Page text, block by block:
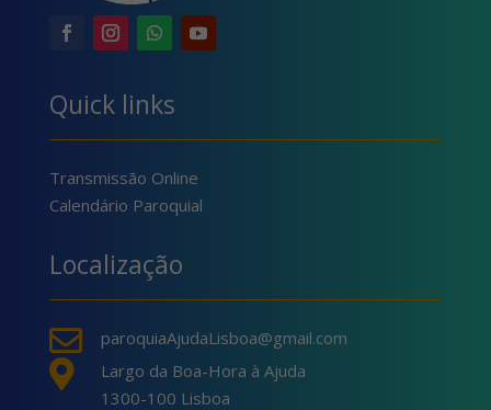
Quick links
Transmissão Online
Calendário Paroquial
Localização
 paroquiaAjudaLisboa@gmail.com

Largo da Boa-Hora à Ajuda
1300-100 Lisboa